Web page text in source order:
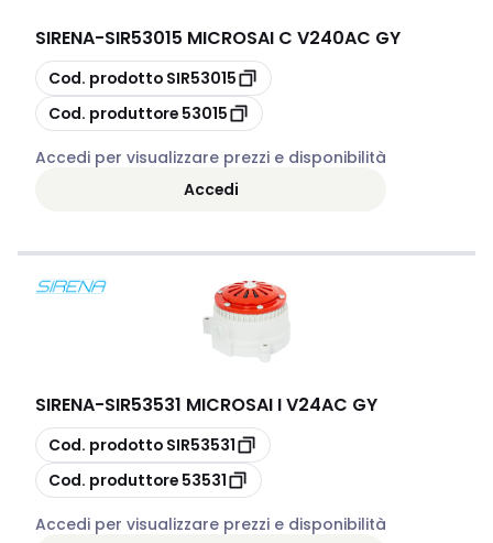
SIRENA-SIR53015 MICROSAI C V240AC GY
copia
Cod. prodotto SIR53015
copia
Cod. produttore 53015
Accedi per visualizzare prezzi e disponibilità
Accedi
SIRENA-SIR53531 MICROSAI I V24AC GY
copia
Cod. prodotto SIR53531
copia
Cod. produttore 53531
Accedi per visualizzare prezzi e disponibilità